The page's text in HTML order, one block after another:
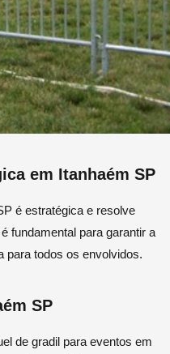
em Itanhaém SP
é estratégica e resolve
fundamental para garantir a
para todos os envolvidos.
SP
de gradil para eventos em